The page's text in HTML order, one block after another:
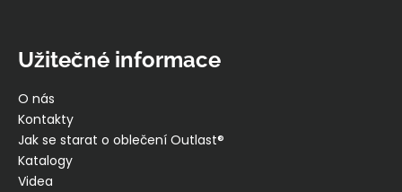
Užitečné informace
O nás
Kontakty
Jak se starat o oblečení Outlast®
Katalogy
Videa